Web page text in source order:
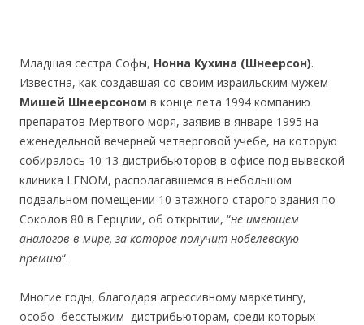
Младшая сестра Софы, Нонна Кухина (Шнеерсон).
Известна, как создавшая со своим израильским мужем
Мишей Шнеерсоном в конце лета 1994 компанию
препаратов Мертвого моря, заявив в январе 1995 на
еженедельной вечерней четверговой учебе, на которую
собиралось 10-13 дистрибьюторов в офисе под вывеской
клиника LENOM, располагавшемся в небольшом
подвальном помещении 10-этажного старого здания по
Соколов 80 в Герцлии, об открытии, “не имеющем
аналогов в мире, за которое получит нобелевскую
премию“.
Многие годы, благодаря агрессивному маркетингу,
особо бесстыжим дистрибьюторам, среди которых